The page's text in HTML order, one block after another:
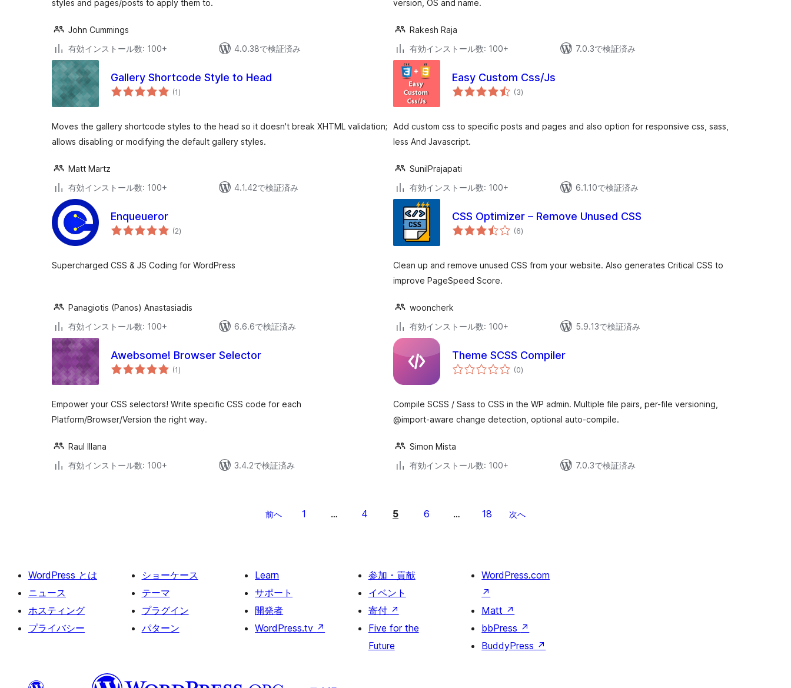
styles and pages/posts to apply them to.
John Cummings
有効インストール数: 100+
4.0.38で検証済み
version, OS and name.
Rakesh Raja
有効インストール数: 100+
7.0.3で検証済み
Gallery Shortcode Style to Head
(1個
の)
Moves the gallery shortcode styles to the head so it doesn't break XHTML validation;
allows disabling or modifying the default gallery styles.
Matt Martz
有効インストール数: 100+
4.1.42で検証済み
Easy Custom Css/Js
(3個
の)
Add custom css to specific posts and pages and also option for responsive css, sass,
less And Javascript.
SunilPrajapati
有効インストール数: 100+
6.1.10で検証済み
Enqueueror
(2個
の)
Supercharged CSS & JS Coding for WordPress
Panagiotis (Panos) Anastasiadis
有効インストール数: 100+
6.6.6で検証済み
CSS Optimizer – Remove Unused CSS
(6個
の)
Clean up and remove unused CSS from your website. Also generates Critical CSS to
improve PageSpeed Score.
wooncherk
有効インストール数: 100+
5.9.13で検証済み
Awebsome! Browser Selector
(1個
の)
Empower your CSS selectors! Write specific CSS code for each
Platform/Browser/Version the right way.
Raul Illana
有効インストール数: 100+
3.4.2で検証済み
Theme SCSS Compiler
(0個
の)
Compile SCSS / Sass to CSS in the WP admin. Multiple file pairs, per-file versioning,
@import-aware change detection, optional auto-compile.
Simon Mista
有効インストール数: 100+
7.0.3で検証済み
ジ
送
り
前へ 1 … 4 5 6 … 18 次へ
WordPress とは
ニュース
ホスティング
プライバシー
ショーケース
テーマ
プラグイン
パターン
Learn
サポート
開発者
WordPress.tv ↗
参加・貢献
イベント
寄付 ↗
Five for the
Future
WordPress.com
↗
Matt ↗
bbPress ↗
BuddyPress ↗